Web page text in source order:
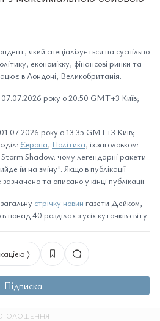
який спеціалізується на суспільно
економікку, фінансові ринки та
в Лондоні, Великобританія.
07.07.2026 року о 20:50 GMT+3 Київ;
року о 13:35 GMT+3 Київ;
Європа, Політика, із заголовком:
Storm Shadow: чому легендарні ракети
їм на зміну". Якщо в публікації
та описано у кінці публікації.
стрічку новин газети Дейком,
понад 40 розділах з усіх куточків світу.
⟩
Підписка